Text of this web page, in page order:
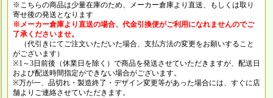
※こちらの商品は少量在庫のため、メーカー倉庫より直送、もしくは取り
寄せ後の発送となります
※メーカー倉庫より直送の場合、代金引換便がご利用になれませんのでご
了承くださいませ。
（代引きにてご注文いただいた場合、支払方法の変更をお願いすること
がございます）
※1～3日前後（休業日を除く）で商品を発送させていただきますが、配送日
および配送時間指定ができない場合がございます。
※万が一、品切れ・製造終了・デザイン変更等があった場合には、すぐに店
舗よりご連絡させていただきます。